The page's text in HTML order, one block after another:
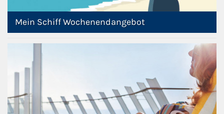
Mein Schiff Wochenendangebot